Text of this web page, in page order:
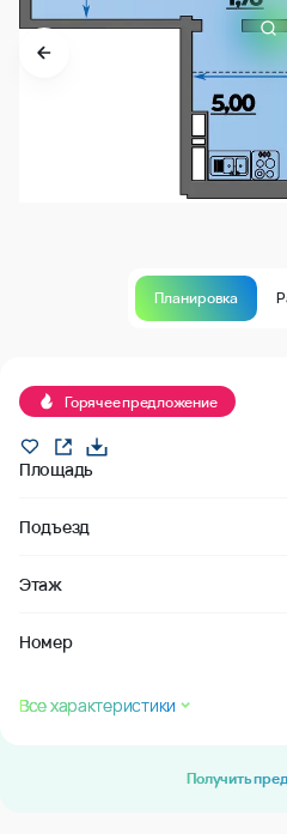
Планировка
Горячее предложение
Площадь
Подъезд
Этаж
Номер
Все характеристики
Получить